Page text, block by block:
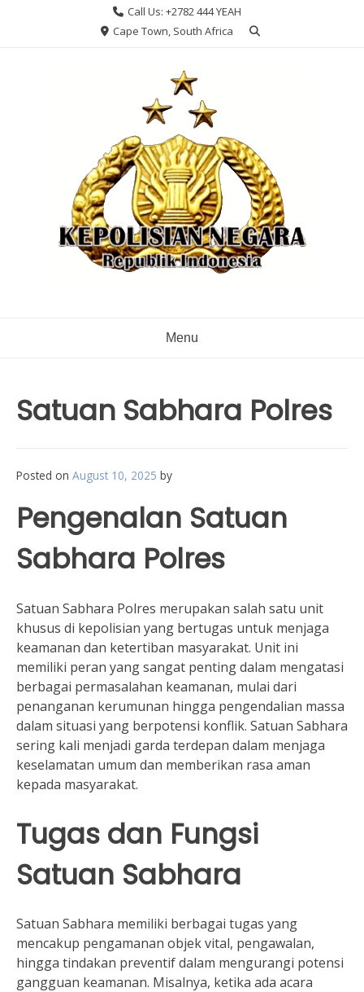
Call Us: +2782 444 YEAH
Cape Town, South Africa
Menu
Satuan Sabhara Polres
Posted on August 10, 2025 by
Pengenalan Satuan
Sabhara Polres
Satuan Sabhara Polres merupakan salah satu unit
khusus di kepolisian yang bertugas untuk menjaga
keamanan dan ketertiban masyarakat. Unit ini
memiliki peran yang sangat penting dalam mengatasi
berbagai permasalahan keamanan, mulai dari
penanganan kerumunan hingga pengendalian massa
dalam situasi yang berpotensi konflik. Satuan Sabhara
sering kali menjadi garda terdepan dalam menjaga
keselamatan umum dan memberikan rasa aman
kepada masyarakat.
Tugas dan Fungsi
Satuan Sabhara
Satuan Sabhara memiliki berbagai tugas yang
mencakup pengamanan objek vital, pengawalan,
hingga tindakan preventif dalam mengurangi potensi
gangguan keamanan. Misalnya, ketika ada acara